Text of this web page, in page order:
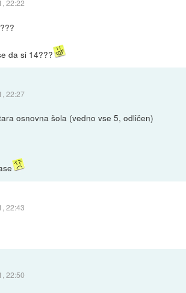
22:22
da si 14???
22:27
osnovna šola (vedno vse 5, odličen)
22:43
22:50